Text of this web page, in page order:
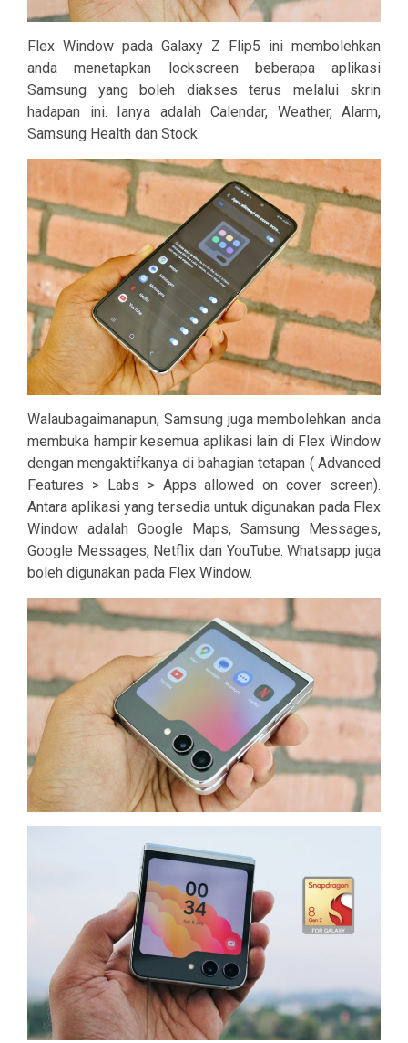
Flex Window pada Galaxy Z Flip5 ini membolehkan
anda menetapkan lockscreen beberapa aplikasi
Samsung yang boleh diakses terus melalui skrin
hadapan ini. Ianya adalah Calendar, Weather, Alarm,
Samsung Health dan Stock.
Walaubagaimanapun, Samsung juga membolehkan anda
membuka hampir kesemua aplikasi lain di Flex Window
dengan mengaktifkanya di bahagian tetapan ( Advanced
Features > Labs > Apps allowed on cover screen).
Antara aplikasi yang tersedia untuk digunakan pada Flex
Window adalah Google Maps, Samsung Messages,
Google Messages, Netflix dan YouTube. Whatsapp juga
boleh digunakan pada Flex Window.